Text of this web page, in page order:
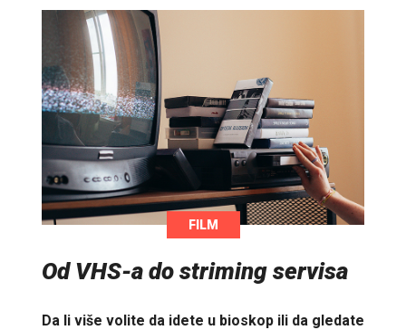
FILM
Od VHS-a do striming servisa
Da li više volite da idete u bioskop ili da gledate